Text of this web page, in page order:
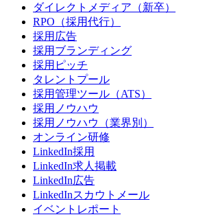
ダイレクトメディア（新卒）
RPO（採用代行）
採用広告
採用ブランディング
採用ピッチ
タレントプール
採用管理ツール（ATS）
採用ノウハウ
採用ノウハウ（業界別）
オンライン研修
LinkedIn採用
LinkedIn求人掲載
LinkedIn広告
LinkedInスカウトメール
イベントレポート